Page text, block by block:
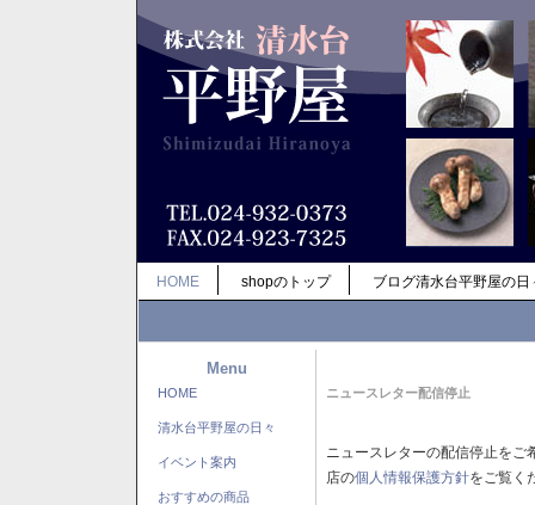
HOME shopのトップ ブログ清水台平野屋の日
Menu
HOME
清水台平野屋の日々
イベント案内
おすすめの商品
ニュースレター配信停止
ニュースレターの配信停止を
店の個人情報保護方針をご覧く